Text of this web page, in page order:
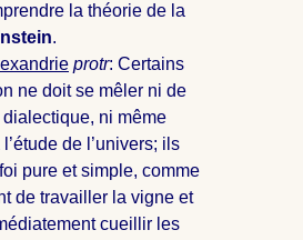
la théorie de la
.
protr: Certains
ne doit se mêler ni de
ni même
de l’univers; ils
pure et simple, comme
de travailler la vigne et
cueillir les